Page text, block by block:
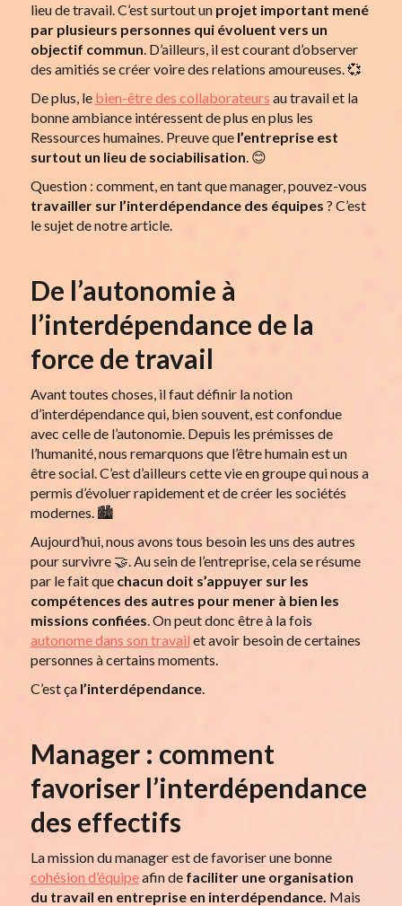
lieu de travail. C’est surtout un projet important mené
par plusieurs personnes qui évoluent vers un
objectif commun. D’ailleurs, il est courant d’observer
des amitiés se créer voire des relations amoureuses. 💞
De plus, le bien-être des collaborateurs au travail et la
bonne ambiance intéressent de plus en plus les
Ressources humaines. Preuve que l’entreprise est
surtout un lieu de sociabilisation. 😊
Question : comment, en tant que manager, pouvez-vous
travailler sur l’interdépendance des équipes ? C’est
le sujet de notre article.
De l’autonomie à
l’interdépendance de la
force de travail
Avant toutes choses, il faut définir la notion
d’interdépendance qui, bien souvent, est confondue
avec celle de l’autonomie. Depuis les prémisses de
l’humanité, nous remarquons que l’être humain est un
être social. C’est d’ailleurs cette vie en groupe qui nous a
permis d’évoluer rapidement et de créer les sociétés
modernes. 🏙️
Aujourd’hui, nous avons tous besoin les uns des autres
pour survivre 🤝. Au sein de l’entreprise, cela se résume
par le fait que chacun doit s’appuyer sur les
compétences des autres pour mener à bien les
missions confiées. On peut donc être à la fois
autonome dans son travail et avoir besoin de certaines
personnes à certains moments.
C’est ça l’interdépendance.
Manager : comment
favoriser l’interdépendance
des effectifs
La mission du manager est de favoriser une bonne
cohésion d’équipeafin de faciliter une organisation
du travail en entreprise en interdépendance. Mais